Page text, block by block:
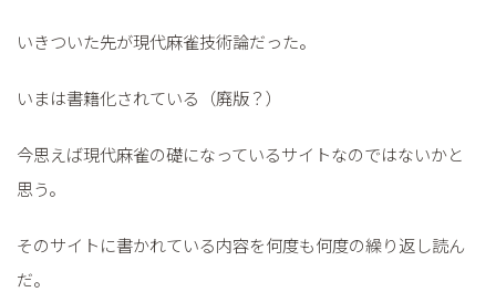
いきついた先が現代麻雀技術論だった。
いまは書籍化されている（廃版？）
今思えば現代麻雀の礎になっているサイトなのではないかと
思う。
そのサイトに書かれている内容を何度も何度の繰り返し読ん
だ。